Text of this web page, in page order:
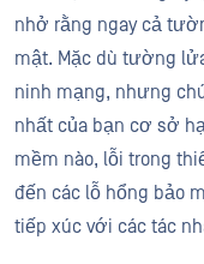
nhở rằng ngay cả
mật. Mặc dù tường
ninh mạng, nhưng
nhất của bạn cơ sở
mềm nào, lỗi trong
đến các lỗ hổng bảo
tiếp xúc với các tác